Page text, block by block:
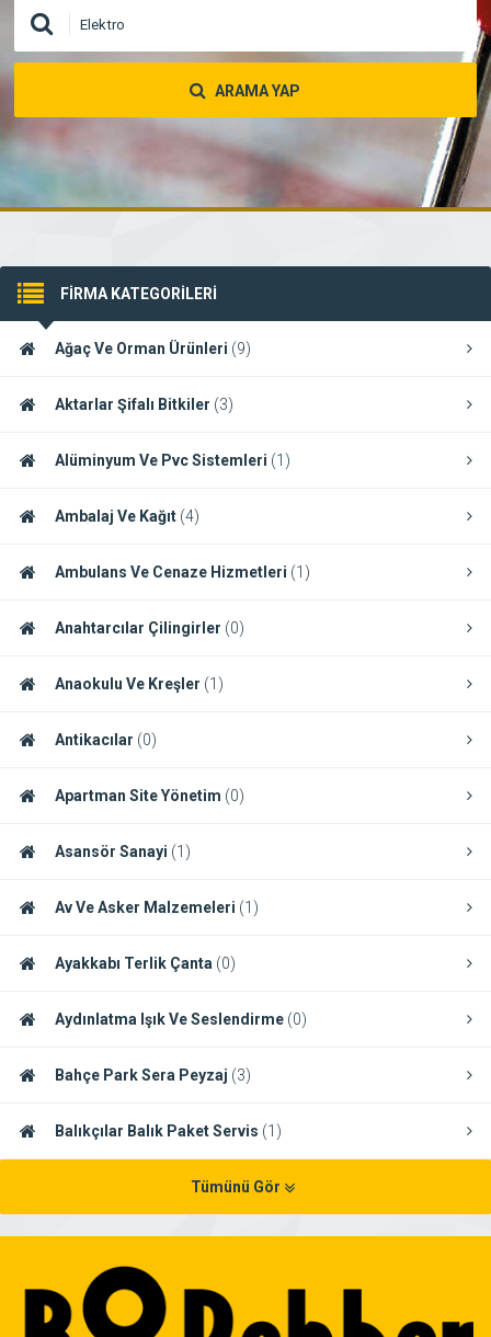
ARAMA YAP
FİRMA KATEGORİLERİ
Ağaç Ve Orman Ürünleri (9)
Aktarlar Şifalı Bitkiler (3)
Alüminyum Ve Pvc Sistemleri (1)
Ambalaj Ve Kağıt (4)
Ambulans Ve Cenaze Hizmetleri (1)
Anahtarcılar Çilingirler (0)
Anaokulu Ve Kreşler (1)
Antikacılar (0)
Apartman Site Yönetim (0)
Asansör Sanayi (1)
Av Ve Asker Malzemeleri (1)
Ayakkabı Terlik Çanta (0)
Aydınlatma Işık Ve Seslendirme (0)
Bahçe Park Sera Peyzaj (3)
Balıkçılar Balık Paket Servis (1)
Tümünü Gör